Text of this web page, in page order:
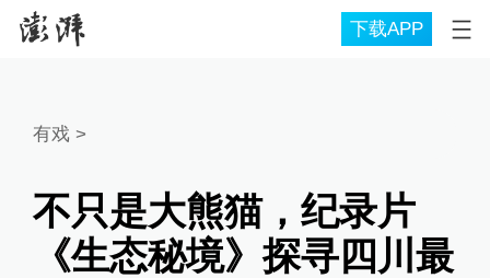
下载APP
有戏 >
不只是大熊猫，纪录片
《生态秘境》探寻四川最